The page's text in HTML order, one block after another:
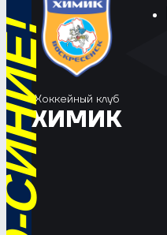
Хоккейный клуб
ХИМИК